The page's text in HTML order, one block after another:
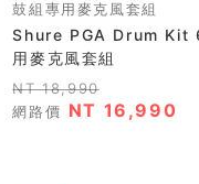
鼓組專用麥克風套組
Shure PGA Drum Kit
用麥克風套組
NT 18,990
網路價 NT 16,990